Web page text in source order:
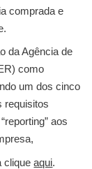
comprada e
da Agência de
como
um dos cinco
requisitos
aos
cliqueaqui.